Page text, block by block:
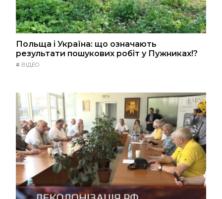
Польща і Україна: що означають
результати пошукових робіт у Пужниках!?
# ВІДЕО